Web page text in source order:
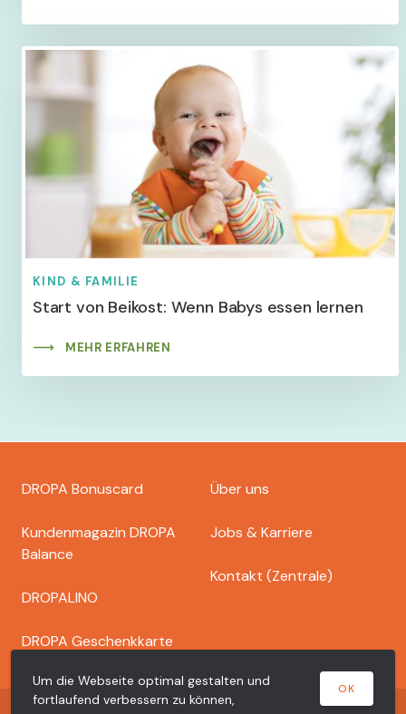
KIND & FAMILIE
Start von Beikost: Wenn Babys essen lernen
MEHR ERFAHREN
Footer
dropa
DROPA Bonuscard
Kundenmagazin DROPA
Balance
DROPALINO
DROPA Geschenkkarte
Über uns
Jobs & Karriere
Kontakt (Zentrale)
Um die Webseite optimal gestalten und
fortlaufend verbessern zu können,
OK